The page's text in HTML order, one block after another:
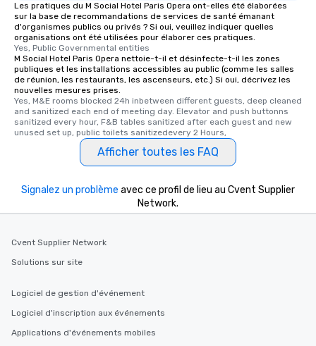
Les pratiques du M Social Hotel Paris Opera ont-elles été élaborées
sur la base de recommandations de services de santé émanant
d'organismes publics ou privés ? Si oui, veuillez indiquer quelles
organisations ont été utilisées pour élaborer ces pratiques.
Yes, Public Governmental entities
M Social Hotel Paris Opera nettoie-t-il et désinfecte-t-il les zones
publiques et les installations accessibles au public (comme les salles
de réunion, les restaurants, les ascenseurs, etc.) Si oui, décrivez les
nouvelles mesures prises.
Yes, M&E rooms blocked 24h inbetween different guests, deep cleaned
and sanitized each end of meeting day. Elevator and push buttonns
sanitized every hour, F&B tables sanitized after each guest and new
unused set up, public toilets sanitizedevery 2 Hours,
Afficher toutes les FAQ
Signalez un problème avec ce profil de lieu au Cvent Supplier
Network.
Cvent Supplier Network
Solutions sur site
Logiciel de gestion d'événement
Logiciel d'inscription aux événements
Applications d'événements mobiles